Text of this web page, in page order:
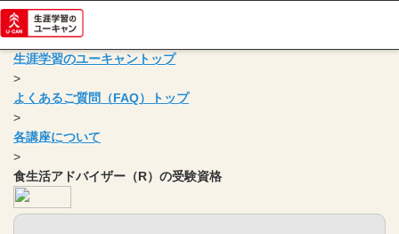
生涯学習のユーキャントップ
>
よくあるご質問（FAQ）トップ
>
各講座について
>
食生活アドバイザー（R）の受験資格